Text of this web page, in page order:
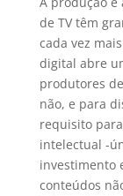
de TV têm
cada vez
digital abre
produtores
não, e para
requisito
intelectual -
investimento
conteúdos